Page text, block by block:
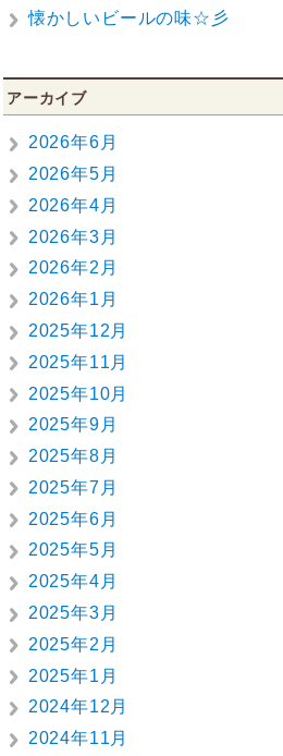
懐かしいビールの味☆彡
アーカイブ
2026年6月
2026年5月
2026年4月
2026年3月
2026年2月
2026年1月
2025年12月
2025年11月
2025年10月
2025年9月
2025年8月
2025年7月
2025年6月
2025年5月
2025年4月
2025年3月
2025年2月
2025年1月
2024年12月
2024年11月